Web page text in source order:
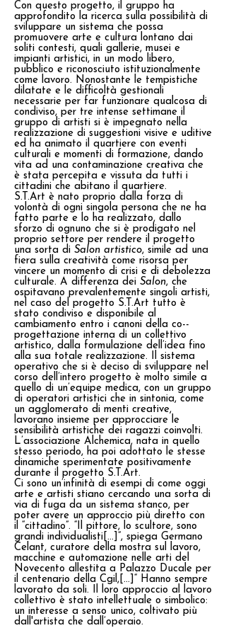
Con questo progetto, il gruppo ha
approfondito la ricerca sulla possibilità di
sviluppare un sistema che possa
promuovere arte e cultura lontano dai
soliti contesti, quali gallerie, musei e
impianti artistici, in un modo libero,
pubblico e riconosciuto istituzionalmente
come lavoro. Nonostante le tempistiche
dilatate e le difficoltà gestionali
necessarie per far funzionare qualcosa di
condiviso, per tre intense settimane il
gruppo di artisti si è impegnato nella
realizzazione di suggestioni visive e uditive
ed ha animato il quartiere con eventi
culturali e momenti di formazione, dando
vita ad una contaminazione creativa che
è stata percepita e vissuta da tutti i
cittadini che abitano il quartiere.
S.T.Art è nato proprio dalla forza di
volontà di ogni singola persona che ne ha
fatto parte e lo ha realizzato, dallo
sforzo di ognuno che si è prodigato nel
proprio settore per rendere il progetto
una sorta di Salon artistico, simile ad una
fiera sulla creatività come risorsa per
vincere un momento di crisi e di debolezza
culturale. A differenza dei Salon, che
ospitavano prevalentemente singoli artisti,
nel caso del progetto S.T.Art tutto è
stato condiviso e disponibile al
cambiamento entro i canoni della co-­
progettazione interna di un collettivo
artistico, dalla formulazione dell’idea fino
alla sua totale realizzazione. Il sistema
operativo che si è deciso di sviluppare nel
corso dell’intero progetto è molto simile a
quello di un’equipe medica, con un gruppo
di operatori artistici che in sintonia, come
un agglomerato di menti creative,
lavorano insieme per approcciare le
sensibilità artistiche dei ragazzi coinvolti.
L’associazione Alchemica, nata in quello
stesso periodo, ha poi adottato le stesse
dinamiche sperimentate positivamente
durante il progetto S.T.Art.
Ci sono un’infinità di esempi di come oggi
arte e artisti stiano cercando una sorta di
via di fuga da un sistema stanco, per
poter avere un approccio più diretto con
il “cittadino”. “Il pittore, lo scultore, sono
grandi individualisti[...]”, spiega Germano
Celant, curatore della mostra sul lavoro,
macchine e automazione nelle arti del
Novecento allestita a Palazzo Ducale per
il centenario della Cgil,[...]“ Hanno sempre
lavorato da soli. Il loro approccio al lavoro
collettivo è stato intellettuale o simbolico:
un interesse a senso unico, coltivato più
dall'artista che dall’operaio.